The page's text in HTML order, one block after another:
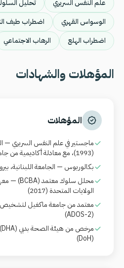
علم النفس السريري
تحليل
الوسواس القهري
اضطراب طيف
اضطراب الهلع
الرهاب الاجتماعي
المؤهلات والشهادات
المؤهلات
ماجستير في علم النفس السريري —
(1993)، مع معادلة أكاديمية من جامعة تورنتو، كندا
بكالوريوس — الجامعة اللبنانية،
محلل سلوك معتمد(BCBA)
—
الولايات المتحدة (2017)
معتمد من جامعة ماكغيل لتشخيص
(ADOS-2)
مرخص من هيئة الصحة بدبي (DHA)
(DoH)